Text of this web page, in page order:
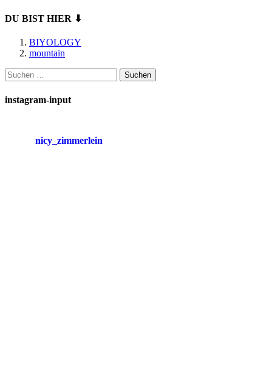
DU BIST HIER ⬇
BIYOLOGY
mountain
Suchen
nach:
instagram-input
nicy_zimmerlein